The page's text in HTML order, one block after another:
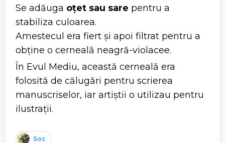
Se adăuga oțet sau sare pentru a
stabiliza culoarea.
Amestecul era fiert și apoi filtrat pentru a
obține o cerneală neagră-violacee.
În Evul Mediu, această cerneală era
folosită de călugări pentru scrierea
manuscriselor, iar artiștii o utilizau pentru
ilustrații.
Soc